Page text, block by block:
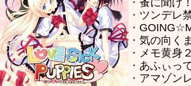
・ 蚤に聞け！
・ ツンデレ
・
・ 気の向く
・ メモ黄身２
・ あふぃっ
・ アマゾン